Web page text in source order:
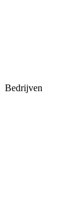
Bedrijven